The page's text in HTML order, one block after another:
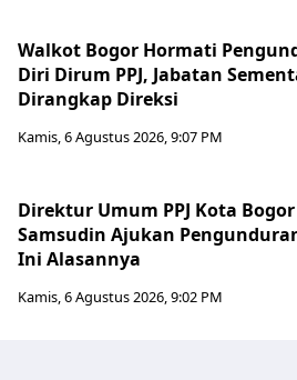
Walkot Bogor Hormati
Diri Dirum PPJ, Jabatan
Dirangkap Direksi
Kamis, 6 Agustus 2026, 9:07 PM
Direktur Umum PPJ Kota Bogor
Samsudin Ajukan
Ini Alasannya
Kamis, 6 Agustus 2026, 9:02 PM